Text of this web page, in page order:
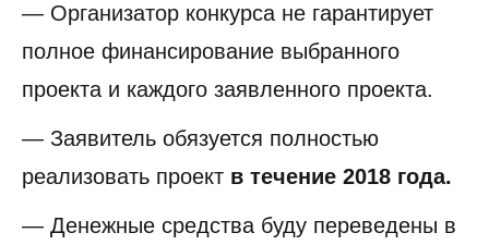
— Организатор конкурса не гарантирует
полное финансирование выбранного
проекта и каждого заявленного проекта.
— Заявитель обязуется полностью
реализовать проект в течение 2018 года.
— Денежные средства буду переведены в